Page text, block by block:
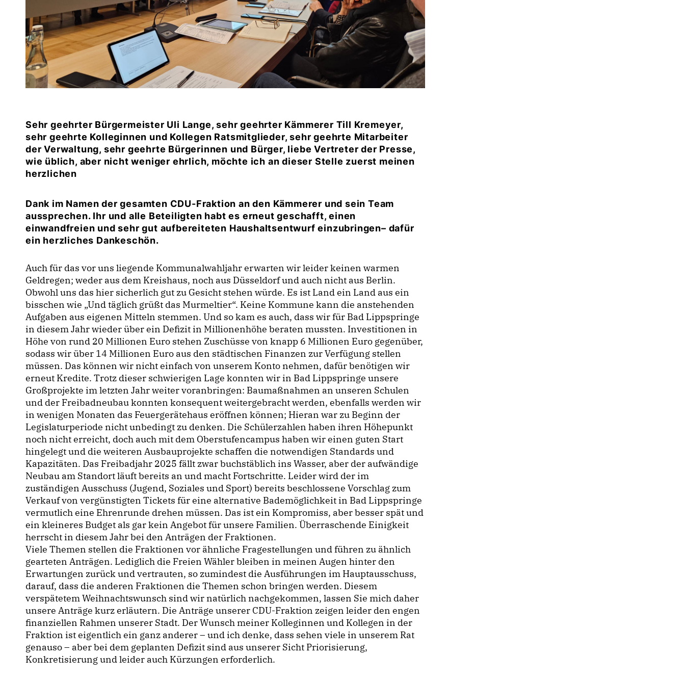
Sehr geehrter Bürgermeister Uli Lange, sehr geehrter Kämmerer Till Kremeyer,
sehr geehrte Kolleginnen und Kollegen Ratsmitglieder, sehr geehrte Mitarbeiter
der Verwaltung, sehr geehrte Bürgerinnen und Bürger, liebe Vertreter der Presse,
wie üblich, aber nicht weniger ehrlich, möchte ich an dieser Stelle zuerst meinen
herzlichen
Dank im Namen der gesamten CDU-Fraktion an den Kämmerer und sein Team
aussprechen. Ihr und alle Beteiligten habt es erneut geschafft, einen
einwandfreien und sehr gut aufbereiteten Haushaltsentwurf einzubringen– dafür
ein herzliches Dankeschön.
Auch für das vor uns liegende Kommunalwahljahr erwarten wir leider keinen warmen
Geldregen; weder aus dem Kreishaus, noch aus Düsseldorf und auch nicht aus Berlin.
Obwohl uns das hier sicherlich gut zu Gesicht stehen würde. Es ist Land ein Land aus ein
bisschen wie „Und täglich grüßt das Murmeltier“. Keine Kommune kann die anstehenden
Aufgaben aus eigenen Mitteln stemmen. Und so kam es auch, dass wir für Bad Lippspringe
in diesem Jahr wieder über ein Defizit in Millionenhöhe beraten mussten. Investitionen in
Höhe von rund 20 Millionen Euro stehen Zuschüsse von knapp 6 Millionen Euro gegenüber,
sodass wir über 14 Millionen Euro aus den städtischen Finanzen zur Verfügung stellen
müssen. Das können wir nicht einfach von unserem Konto nehmen, dafür benötigen wir
erneut Kredite. Trotz dieser schwierigen Lage konnten wir in Bad Lippspringe unsere
Großprojekte im letzten Jahr weiter voranbringen: Baumaßnahmen an unseren Schulen
und der Freibadneubau konnten konsequent weitergebracht werden, ebenfalls werden wir
in wenigen Monaten das Feuergerätehaus eröffnen können; Hieran war zu Beginn der
Legislaturperiode nicht unbedingt zu denken. Die Schülerzahlen haben ihren Höhepunkt
noch nicht erreicht, doch auch mit dem Oberstufencampus haben wir einen guten Start
hingelegt und die weiteren Ausbauprojekte schaffen die notwendigen Standards und
Kapazitäten. Das Freibadjahr 2025 fällt zwar buchstäblich ins Wasser, aber der aufwändige
Neubau am Standort läuft bereits an und macht Fortschritte. Leider wird der im
zuständigen Ausschuss (Jugend, Soziales und Sport) bereits beschlossene Vorschlag zum
Verkauf von vergünstigten Tickets für eine alternative Bademöglichkeit in Bad Lippspringe
vermutlich eine Ehrenrunde drehen müssen. Das ist ein Kompromiss, aber besser spät und
ein kleineres Budget als gar kein Angebot für unsere Familien. Überraschende Einigkeit
herrscht in diesem Jahr bei den Anträgen der Fraktionen.
Viele Themen stellen die Fraktionen vor ähnliche Fragestellungen und führen zu ähnlich
gearteten Anträgen. Lediglich die Freien Wähler bleiben in meinen Augen hinter den
Erwartungen zurück und vertrauten, so zumindest die Ausführungen im Hauptausschuss,
darauf, dass die anderen Fraktionen die Themen schon bringen werden. Diesem
verspätetem Weihnachtswunsch sind wir natürlich nachgekommen, lassen Sie mich daher
unsere Anträge kurz erläutern. Die Anträge unserer CDU-Fraktion zeigen leider den engen
finanziellen Rahmen unserer Stadt. Der Wunsch meiner Kolleginnen und Kollegen in der
Fraktion ist eigentlich ein ganz anderer – und ich denke, dass sehen viele in unserem Rat
genauso – aber bei dem geplanten Defizit sind aus unserer Sicht Priorisierung,
Konkretisierung und leider auch Kürzungen erforderlich.